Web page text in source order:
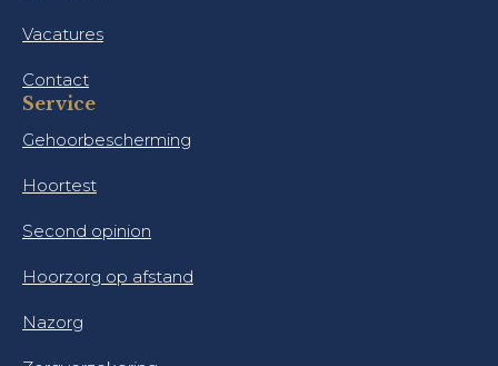
Vacatures
Contact
Service
Gehoorbescherming
Hoortest
Second opinion
Hoorzorg op afstand
Nazorg